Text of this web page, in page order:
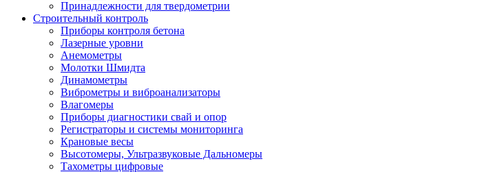
Принадлежности для твердометрии
Строительный контроль
Приборы контроля бетона
Лазерные уровни
Анемометры
Молотки Шмидта
Динамометры
Виброметры и виброанализаторы
Влагомеры
Приборы диагностики свай и опор
Регистраторы и системы мониторинга
Крановые весы
Высотомеры, Ультразвуковые Дальномеры
Тахометры цифровые